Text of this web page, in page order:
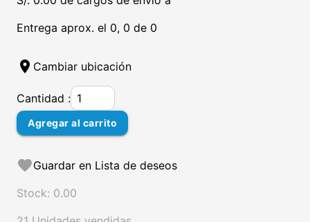
Entrega aprox. el 0, 0 de 0
location_on Cambiar ubicación
Cantidad :
Agregar al carrito
favoriteGuardar en Lista de deseos
Stock: 0.00